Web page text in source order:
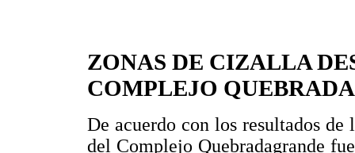
ZONAS DE CIZALLA
COMPLEJO
De acuerdo con los resultados
del Complejo Quebradagrande